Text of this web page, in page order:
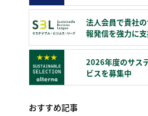
法人会員で貴社
報発信を強力に
2026年度のサス
ビスを募集中
おすすめ記事